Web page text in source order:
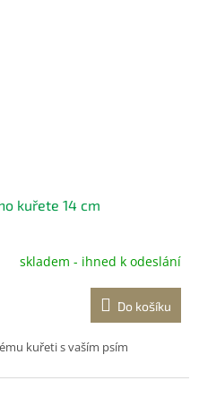
kuřete 14 cm
skladem - ihned k odeslání
Do košíku
kuřeti s vaším psím